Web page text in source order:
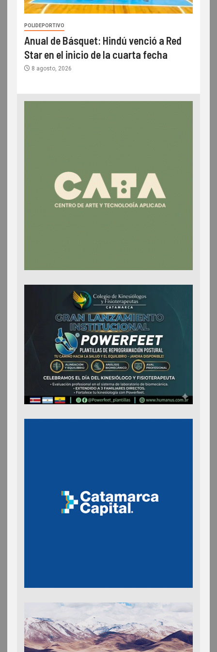
POLIDEPORTIVO
Anual de Básquet: Hindú venció a Red
Star en el inicio de la cuarta fecha
8 agosto, 2026